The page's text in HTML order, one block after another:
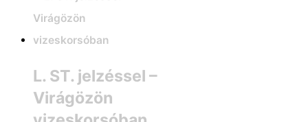
L. ST. jelzéssel –
Virágözön